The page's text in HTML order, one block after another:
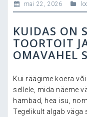
mai 22, 2026
KUIDAS ON
TOORTOIT
OMAVAHEL
Kui räägime koera
sellele, mida näeme
hambad, hea isu,
Tegelikult algab